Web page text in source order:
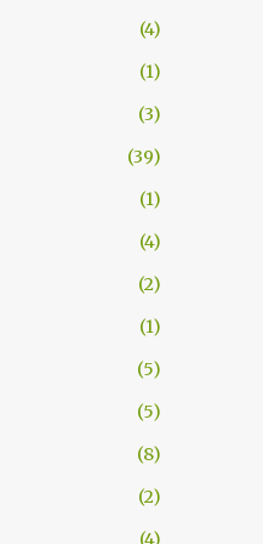
4
1
3
39
1
4
2
1
5
5
8
2
4